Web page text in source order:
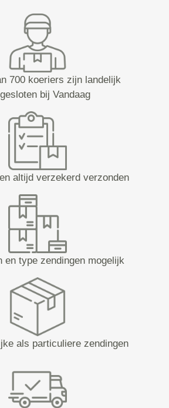
700 koeriers zijn landelijk
bij Vandaag
altijd verzekerd verzonden
en type zendingen mogelijk
als particuliere zendingen